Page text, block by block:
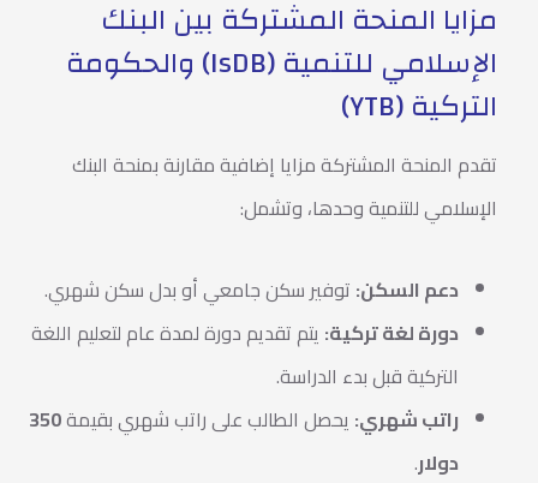
مزايا المنحة المشتركة بين البنك
الإسلامي للتنمية (IsDB) والحكومة
التركية (YTB)
تقدم المنحة المشتركة مزايا إضافية مقارنة بمنحة البنك
الإسلامي للتنمية وحدها، وتشمل:
دعم السكن: توفير سكن جامعي أو بدل سكن شهري.
دورة لغة تركية: يتم تقديم دورة لمدة عام لتعليم اللغة
التركية قبل بدء الدراسة.
راتب شهري: يحصل الطالب على راتب شهري بقيمة350
دولار.